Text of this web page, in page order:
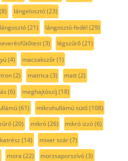
(8) lángelosztó(23)
lángosztó(21) lángosztó-fedél (29)
(3) légszűrő(21)
(4) macsakszőr(1)
(2) matrica (3) matt(2)
(6) meghajtószíj (18)
(61) mikrohullámú sütő(108)
(20) mikró(26) mikró izzó(6)
(14) mixer szár(7)
mora (22) morzsaporszívó(3)